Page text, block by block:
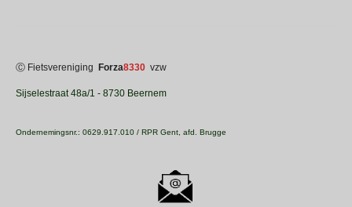
Ⓒ Fietsvereniging Forza8330 vzw
Sijselestraat 48a/1 - 8730 Beernem
Ondernemingsnr.: 0629.917.010 / RPR Gent, afd. Brugge